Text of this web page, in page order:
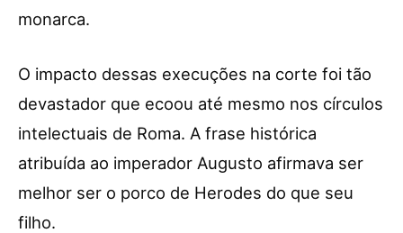
monarca.
O impacto dessas execuções na corte foi tão
devastador que ecoou até mesmo nos círculos
intelectuais de Roma. A frase histórica
atribuída ao imperador Augusto afirmava ser
melhor ser o porco de Herodes do que seu
filho.